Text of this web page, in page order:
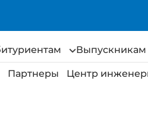
Выпускникам
Партнеры Центр